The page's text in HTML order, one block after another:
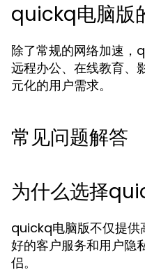
quickq电脑版
除了常规的网络加速
远程办公、在线教育、
元化的用户需求。
常见问题解答
为什么选择
quickq电脑版不仅提供
好的客户服务和用户隐
侣。